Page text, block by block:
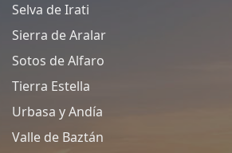
Selva de Irati
Sierra de Aralar
Sotos de Alfaro
Tierra Estella
Urbasa y Andía
Valle de Baztán